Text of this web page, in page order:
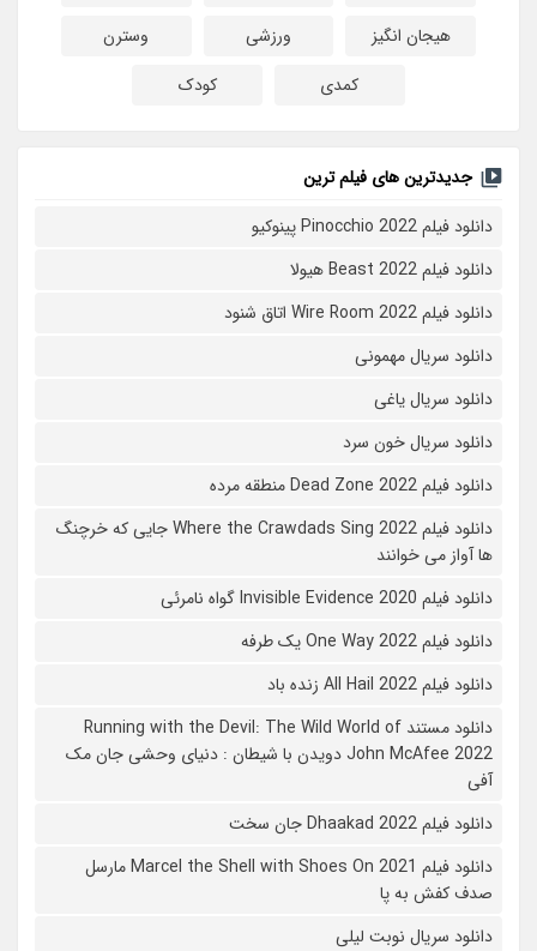
هیجان انگیز ورزشی
وسترن
کمدی
کودک
جدیدترین های فیلم ترین
دانلود فیلم Pinocchio 2022 پینوکیو
دانلود فیلم Beast 2022 هیولا
دانلود فیلم Wire Room 2022 اتاق شنود
دانلود سریال مهمونی
دانلود سریال یاغی
دانلود سریال خون سرد
دانلود فیلم 2022 Dead Zone منطقه مرده
دانلود فیلم Where the Crawdads Sing 2022 جایی که خرچنگ
ها آواز می خوانند
دانلود فیلم 2020 Invisible Evidence گواه نامرئی
دانلود فیلم One Way 2022 یک طرفه
دانلود فیلم All Hail 2022 زنده باد
دانلود مستند Running with the Devil: The Wild World of
John McAfee 2022 دویدن با شیطان : دنیای وحشی جان مک
آفی
دانلود فیلم Dhaakad 2022 جان سخت
دانلود فیلم Marcel the Shell with Shoes On 2021 مارسل
صدف کفش به پا
دانلود سریال نوبت لیلی